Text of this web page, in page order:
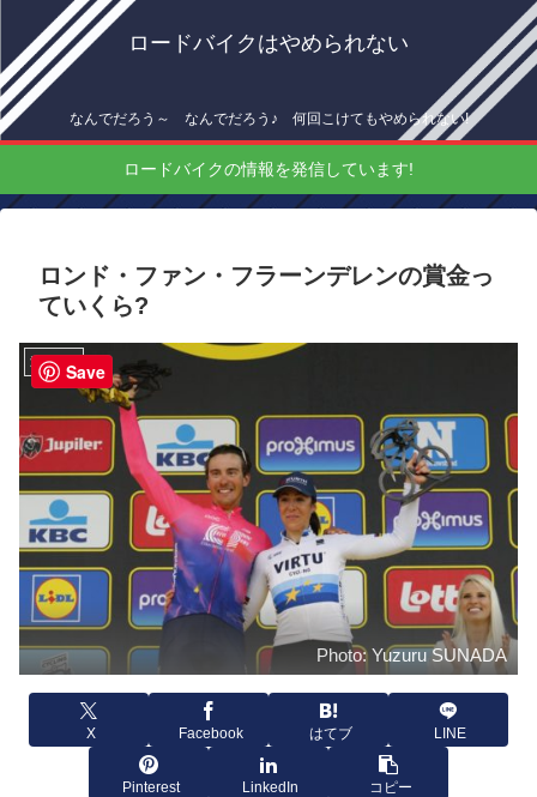
ロードバイクはやめられない
なんでだろう～ なんでだろう♪ 何回こけてもやめられない!
ロードバイクの情報を発信しています!
ロンド・ファン・フラーンデレンの賞金っ
ていくら?
海外情報
Photo: Yuzuru SUNADA
X Facebook はてブ LINE
Pinterest LinkedIn コピー
Save